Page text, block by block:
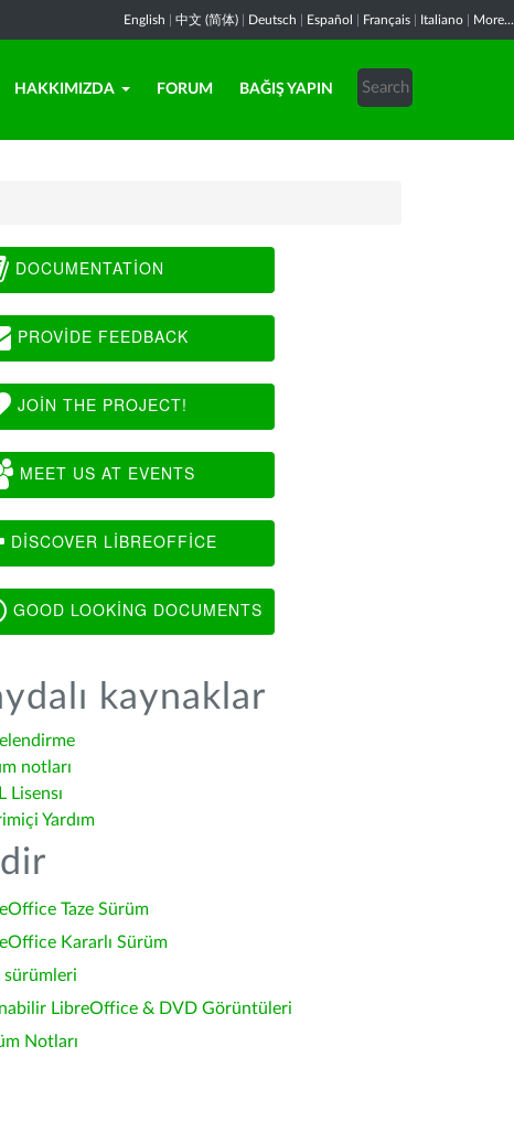
English 中文 (简体) Deutsch Español Français Italiano More...
HAKKIMIZDA FORUM BAĞIŞ YAPIN
DOCUMENTATION
PROVIDE FEEDBACK
JOIN THE PROJECT!
MEET US AT EVENTS
DISCOVER LIBREOFFICE
GOOD LOOKING DOCUMENTS
kaynaklar
notları
Lisensı
Yardım
Taze Sürüm
Kararlı Sürüm
sürümleri
LibreOffice & DVD Görüntüleri
Notları